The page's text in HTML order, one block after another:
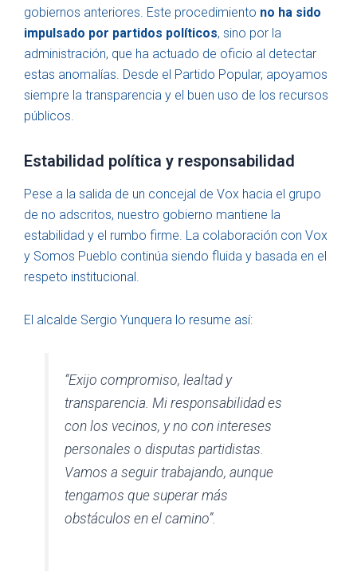
gobiernos anteriores. Este procedimiento no ha sido
impulsado por partidos políticos, sino por la
administración, que ha actuado de oficio al detectar
estas anomalías. Desde el Partido Popular, apoyamos
siempre la transparencia y el buen uso de los recursos
públicos.
Estabilidad política y responsabilidad
Pese a la salida de un concejal de Vox hacia el grupo
de no adscritos, nuestro gobierno mantiene la
estabilidad y el rumbo firme. La colaboración con Vox
y Somos Pueblo continúa siendo fluida y basada en el
respeto institucional.
El alcalde Sergio Yunquera lo resume así:
“Exijo compromiso, lealtad y
transparencia. Mi responsabilidad es
con los vecinos, y no con intereses
personales o disputas partidistas.
Vamos a seguir trabajando, aunque
tengamos que superar más
obstáculos en el camino”.